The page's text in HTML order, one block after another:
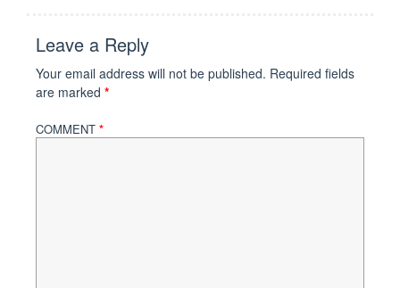
Leave a Reply
Your email address will not be published. Required fields
are marked *
COMMENT *